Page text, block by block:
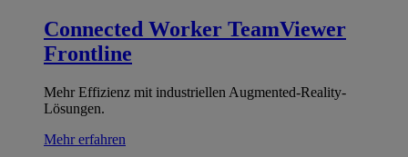
Connected Worker TeamViewer
Frontline
Mehr Effizienz mit industriellen Augmented-Reality-
Lösungen.
Mehr erfahren